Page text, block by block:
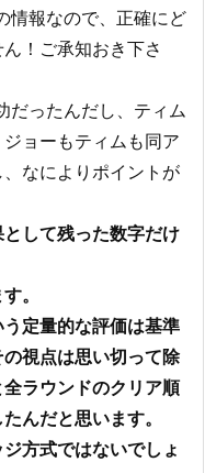
情報なので、正確にど
！ご承知おき下さ
ったんだし、ティム
ョーもティムも同ア
なによりポイントが
して残った数字だけ
。
う定量的な評価は基準
視点は思い切って除
ラウンドのクリア順
んだと思います。
方式ではないでしょ